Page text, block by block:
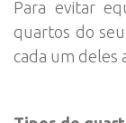
Para evitar
quartos do
cada um deles